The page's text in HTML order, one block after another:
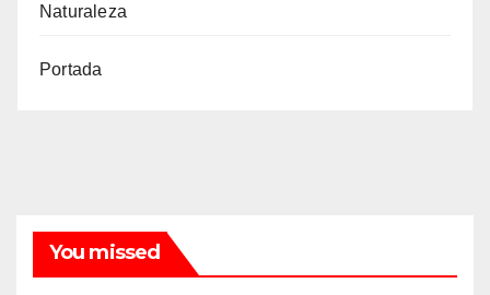
Naturaleza
Portada
You missed